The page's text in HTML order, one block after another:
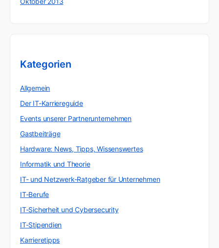
Kategorien
Allgemein
Der IT-Karriereguide
Events unserer Partnerunternehmen
Gastbeiträge
Hardware: News, Tipps, Wissenswertes
Informatik und Theorie
IT- und Netzwerk-Ratgeber für Unternehmen
IT-Berufe
IT-Sicherheit und Cybersecurity
IT-Stipendien
Karrieretipps